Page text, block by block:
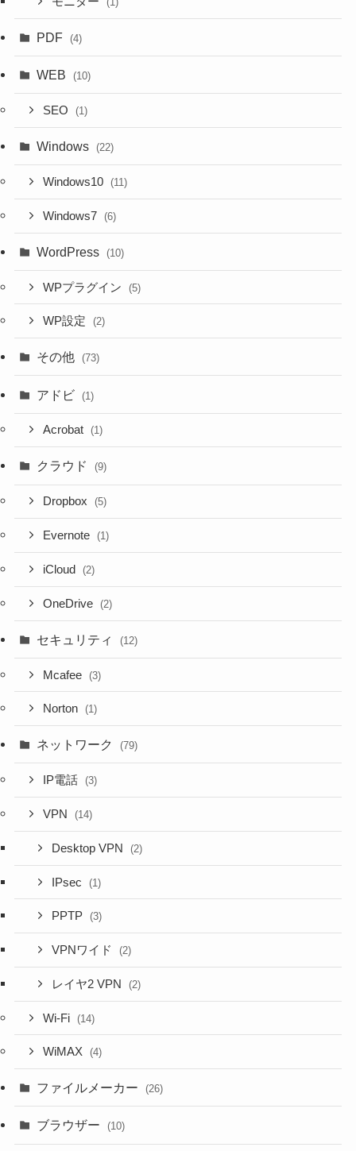
PDF (4)
WEB (10)
SEO (1)
Windows (22)
Windows10 (11)
Windows7 (6)
WordPress (10)
WPプラグイン (5)
WP設定 (2)
その他 (73)
アドビ (1)
Acrobat (1)
クラウド (9)
Dropbox (5)
Evernote (1)
iCloud (2)
OneDrive (2)
セキュリティ (12)
Mcafee (3)
Norton (1)
ネットワーク (79)
IP電話 (3)
VPN (14)
Desktop VPN (2)
IPsec (1)
PPTP (3)
VPNワイド (2)
レイヤ2 VPN (2)
Wi-Fi (14)
WiMAX (4)
ファイルメーカー (26)
ブラウザー (10)